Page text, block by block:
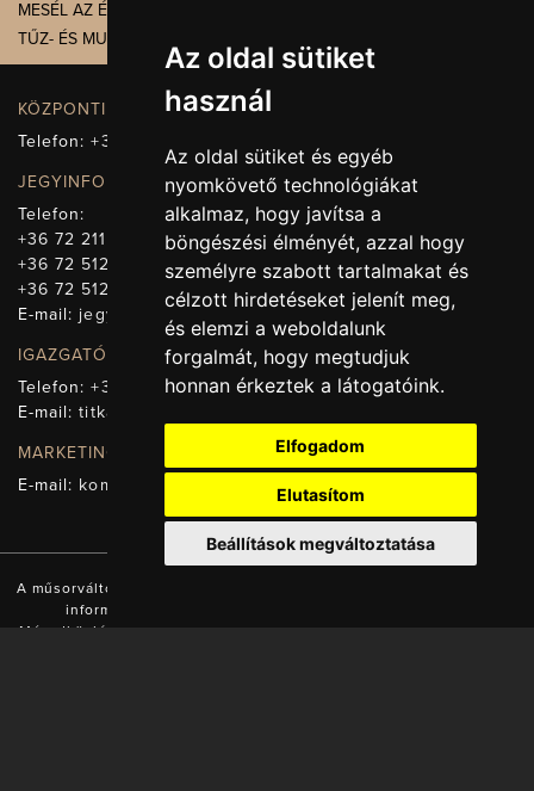
Az oldal sütiket
használ
Az oldal sütiket és egyéb
nyomkövető technológiákat
alkalmaz, hogy javítsa a
böngészési élményét, azzal hogy
személyre szabott tartalmakat és
célzott hirdetéseket jelenít meg,
és elemzi a weboldalunk
forgalmát, hogy megtudjuk
honnan érkeztek a látogatóink.
Elfogadom
Elutasítom
Beállítások megváltoztatása
MESÉL AZ ÉPÜLET
TŰZ- ÉS MUNKAVÉDELEM
KÖZPONTI ELÉRHETŐSÉG, TELEFONKÖZPONT
Telefon:+36 72 512-660
JEGYINFORMÁCIÓ
Telefon:
+36 72 211-965
+36 72 512-669
+36 72 512-675
E-mail: jegy@pnsz.hu
IGAZGATÓSÁG, TITKÁRSÁG
Telefon:+36 72 512-671
E-mail:titkarsag@pnsz.hu
MARKETING, SAJTÓ, KOMMUNIKÁCIÓ
E-mail: kommunikacio@pnsz.hu
A műsorváltozás jogát fenntartjuk! A honlapon található valamennyi
információ a Pécsi Nemzeti Színház tulajdonát képezi.
Másodközlésük a tulajdonos engedélyével és forrás (www.pnsz.hu)